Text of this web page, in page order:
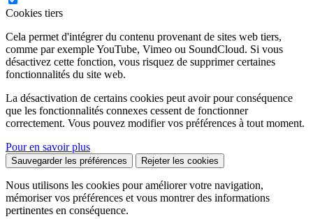
Cookies tiers
Cela permet d'intégrer du contenu provenant de sites web tiers,
comme par exemple YouTube, Vimeo ou SoundCloud. Si vous
désactivez cette fonction, vous risquez de supprimer certaines
fonctionnalités du site web.
La désactivation de certains cookies peut avoir pour conséquence
que les fonctionnalités connexes cessent de fonctionner
correctement. Vous pouvez modifier vos préférences à tout moment.
Pour en savoir plus
Sauvegarder les préférences Rejeter les cookies
Nous utilisons les cookies pour améliorer votre navigation,
mémoriser vos préférences et vous montrer des informations
pertinentes en conséquence.